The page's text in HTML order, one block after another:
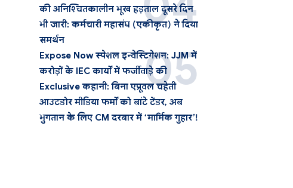
की अनिश्चितकालीन भूख हड़ताल दूसरे दिन
भी जारी: कर्मचारी महासंघ (एकीकृत) ने दिया
समर्थन
Expose Now स्पेशल इन्वेस्टिगेशन: JJM में
करोड़ों के IEC कार्यों में फर्जीवाड़े की
Exclusive कहानी: बिना एप्रूवल चहेती
आउटडोर मीडिया फर्मों को बांटे टेंडर, अब
भुगतान के लिए CM दरबार में ‘मार्मिक गुहार’!